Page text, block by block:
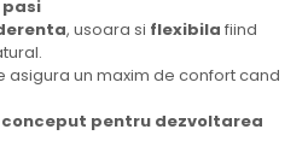
, usoara si flexibila fiind
asigura un maxim de confort cand
pentru dezvoltarea